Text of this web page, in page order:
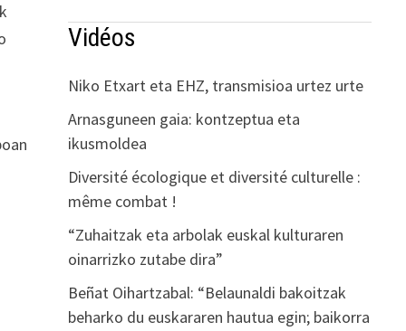
Vidéos
Niko Etxart eta EHZ, transmisioa urtez urte
Arnasguneen gaia: kontzeptua eta
ikusmoldea
Diversité écologique et diversité culturelle :
même combat !
“Zuhaitzak eta arbolak euskal kulturaren
oinarrizko zutabe dira”
Beñat Oihartzabal: “Belaunaldi bakoitzak
beharko du euskararen hautua egin; baikorra